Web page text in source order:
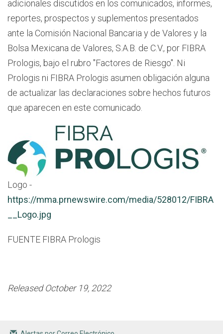
adicionales discutidos en los comunicados, informes,
reportes, prospectos y suplementos presentados
ante la Comisión Nacional Bancaria y de Valores y la
Bolsa Mexicana de Valores, S.A.B. de C.V., por FIBRA
Prologis, bajo el rubro "Factores de Riesgo". Ni
Prologis ni FIBRA Prologis asumen obligación alguna
de actualizar las declaraciones sobre hechos futuros
que aparecen en este comunicado.
Logo -
https://mma.prnewswire.com/media/528012/FIBRA
__Logo.jpg
FUENTE FIBRA Prologis
Released October 19, 2022